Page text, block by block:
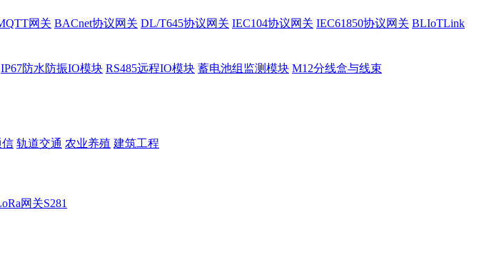
网关 BACnet协议网关 DL/T645协议网关 IEC104协议网关 IEC61850协议网关 BLIoTLink
IP67防水防振IO模块 RS485远程IO模块 蓄电池组监测模块 M12分线盒与线束
信 轨道交通 农业养殖 建筑工程
网关S281